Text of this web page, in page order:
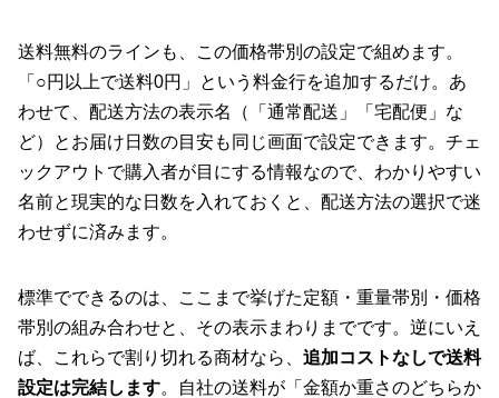
送料無料のラインも、この価格帯別の設定で組めます。
「○円以上で送料0円」という料金行を追加するだけ。あ
わせて、配送方法の表示名（「通常配送」「宅配便」な
ど）とお届け日数の目安も同じ画面で設定できます。チェ
ックアウトで購入者が目にする情報なので、わかりやすい
名前と現実的な日数を入れておくと、配送方法の選択で迷
わせずに済みます。
標準でできるのは、ここまで挙げた定額・重量帯別・価格
帯別の組み合わせと、その表示まわりまでです。逆にいえ
ば、これらで割り切れる商材なら、 追加コストなしで送料
設定は完結します。自社の送料が「金額か重さのどちらか